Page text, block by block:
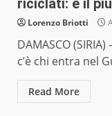
riciclati: è il
Lorenzo Briotti
DAMASCO
c’è chi entra nel
Read More